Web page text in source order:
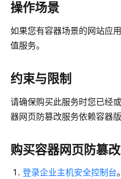
术
画
品
介
计
费
操作场景
如果您有容器场景的网站应
值服务。
约束与限制
请确保购买此服务时您已经
器网页防篡改服务依赖容器
购买容器网页防篡
登录企业主机安全控制台。